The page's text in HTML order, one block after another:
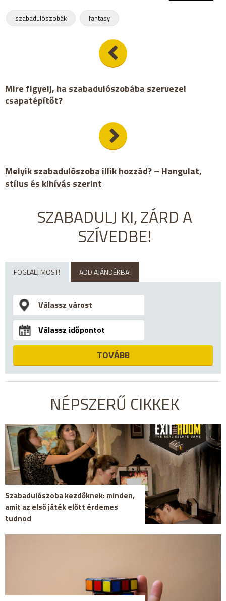
szabadulószobák fantasy
Mire figyelj, ha szabadulószobába szervezel
csapatépítőt?
Melyik szabadulószoba illik hozzád? – Hangulat,
stílus és kihívás szerint
SZABADULJ KI, ZÁRD A
SZÍVEDBE!
FOGLALJ MOST! ADD AJÁNDÉKBA!
TOVÁBB
NÉPSZERŰ CIKKEK
Szabadulószoba kezdőknek: minden,
amit az első játék előtt érdemes
tudnod